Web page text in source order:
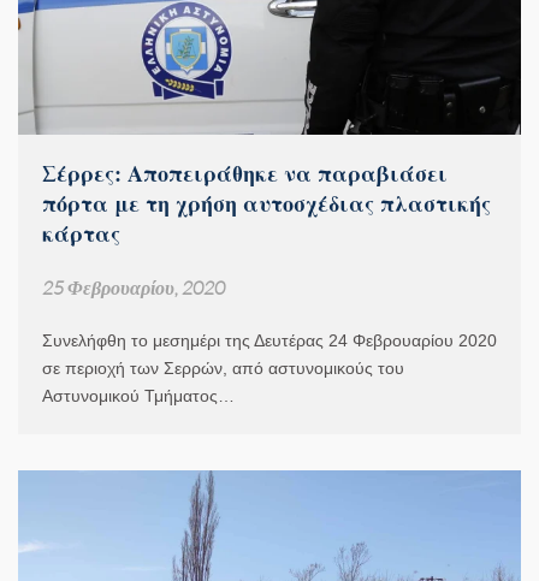
Σέρρες: Αποπειράθηκε να παραβιάσει
πόρτα με τη χρήση αυτοσχέδιας πλαστικής
κάρτας
25 Φεβρουαρίου, 2020
Συνελήφθη το μεσημέρι της Δευτέρας 24 Φεβρουαρίου 2020
σε περιοχή των Σερρών, από αστυνομικούς του
Αστυνομικού Τμήματος…